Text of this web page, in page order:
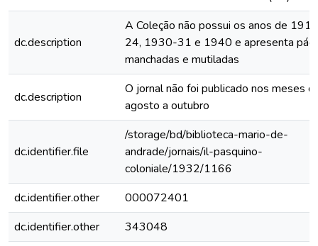
dc.description
A Coleção não possui os anos de
24, 1930-31 e 1940 e apresenta
manchadas e mutiladas
dc.description
O jornal não foi publicado nos meses
agosto a outubro
dc.identifier.file
/storage/bd/biblioteca-mario-de-
andrade/jornais/il-pasquino-
coloniale/1932/1166
dc.identifier.other
000072401
dc.identifier.other
343048